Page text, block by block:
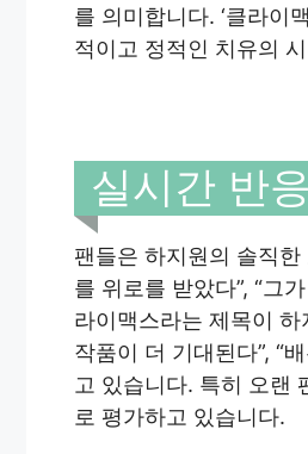
를 의미합니다. ‘클라이
적이고 정적인 치유의
실시간 반
팬들은 하지원의 솔직
를 위로를 받았다”, “그
라이맥스라는 제목이
작품이 더 기대된다”, “
고 있습니다. 특히 오랜
로 평가하고 있습니다.